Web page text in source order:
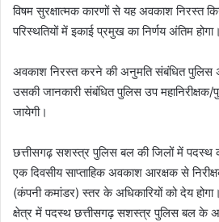
विषम सुरक्षात्मक कारणों से यह अवकाश निरस्त
परिस्थतियों में इकाई प्रमुख का निर्णय अंतिम होगा।
अवकाश निरस्त करने की अनुमति संबंधित पुलिस
उसकी जानकारी संबंधित पुलिस उप महानिरीक्षक/
जायेगी।
छत्तीसगढ़ सशस्त्र पुलिस बल की जिलों में पदस्थ
एक दिवसीय साप्ताहिक अवकाश आरक्षक से
(कंपनी कमांडर) स्तर के अधिकारियों को देय
क्षेत्र में पदस्थ छत्तीसगढ़ सशस्त्र पुलिस बल के